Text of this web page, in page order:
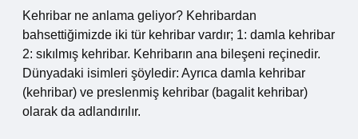
Kehribar ne anlama geliyor? Kehribardan
bahsettiğimizde iki tür kehribar vardır; 1: damla kehribar
2: sıkılmış kehribar. Kehribarın ana bileşeni reçinedir.
Dünyadaki isimleri şöyledir: Ayrıca damla kehribar
(kehribar) ve preslenmiş kehribar (bagalit kehribar)
olarak da adlandırılır.